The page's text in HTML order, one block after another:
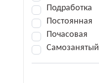
Подработка
Постоянная
Почасовая
Самозанятый